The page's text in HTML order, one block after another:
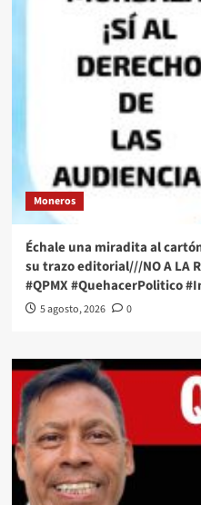
Moneros
Échale una miradita al
su trazo editorial///NO A LA
#QPMX #QuehacerPolitico
5 agosto, 2026 0